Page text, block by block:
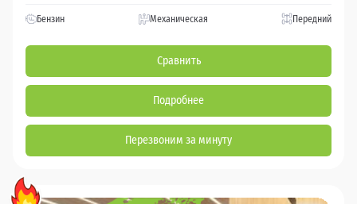
Бензин Механическая Передний
Сравнить
Подробнее
Перезвоним за минуту